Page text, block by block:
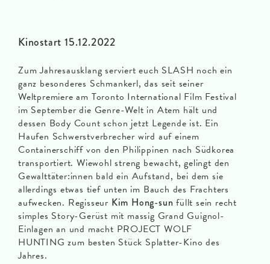
Kinostart 15.12.2022
Zum Jahresausklang serviert euch SLASH noch ein
ganz besonderes Schmankerl, das seit seiner
Weltpremiere am Toronto International Film Festival
im September die Genre-Welt in Atem hält und
dessen Body Count schon jetzt Legende ist. Ein
Haufen Schwerstverbrecher wird auf einem
Containerschiff von den Philippinen nach Südkorea
transportiert. Wiewohl streng bewacht, gelingt den
Gewalttäter:innen bald ein Aufstand, bei dem sie
allerdings etwas tief unten im Bauch des Frachters
aufwecken. Regisseur Kim Hong-sun füllt sein recht
simples Story-Gerüst mit massig Grand Guignol-
Einlagen an und macht PROJECT WOLF
HUNTING zum besten Stück Splatter-Kino des
Jahres.